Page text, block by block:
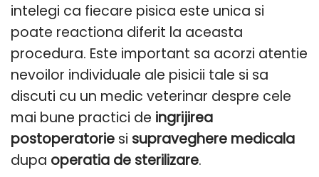
intelegi ca fiecare pisica este unica si
poate reactiona diferit la aceasta
procedura. Este important sa acorzi atentie
nevoilor individuale ale pisicii tale si sa
discuti cu un medic veterinar despre cele
mai bune practici de ingrijirea
postoperatorie si supraveghere medicala
dupa operatia de sterilizare.